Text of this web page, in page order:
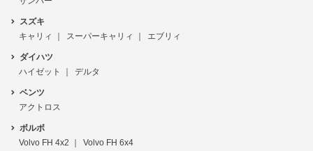
スズキ
キャリィ
スーパーキャリィ エブリィ
ダイハツ
ハイゼット
デルタ
ベンツ
アクトロス
ボルボ
Volvo FH 4x2
Volvo FH 6x4